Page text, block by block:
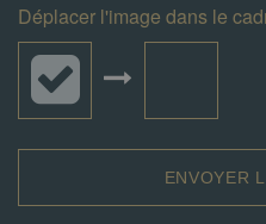
Déplacer l'image dans le
ENVOYER